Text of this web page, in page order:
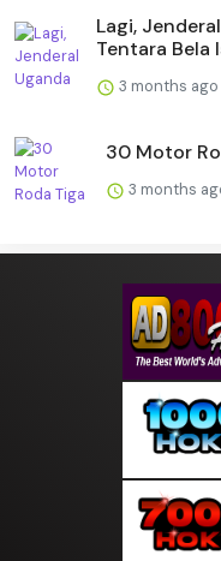
Lagi,
Tentara Bela
3 months ago
30 Motor
3 months